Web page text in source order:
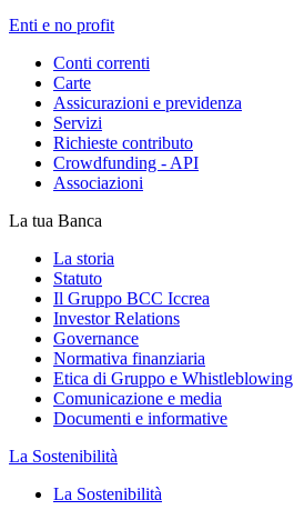
Enti e no profit
Conti correnti
Carte
Assicurazioni e previdenza
Servizi
Richieste contributo
Crowdfunding - API
Associazioni
La tua Banca
La storia
Statuto
Il Gruppo BCC Iccrea
Investor Relations
Governance
Normativa finanziaria
Etica di Gruppo e Whistleblowing
Comunicazione e media
Documenti e informative
La Sostenibilità
La Sostenibilità